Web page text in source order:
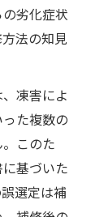
劣化症状
法の知見
凍害によ
た複数の
このた
基づいた
選定は補